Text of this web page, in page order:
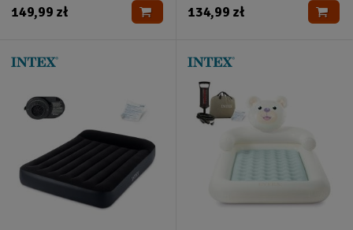
elektryczną INTEX 64124
149,99 zł
elektryczną INTEX 64118
134,99 zł